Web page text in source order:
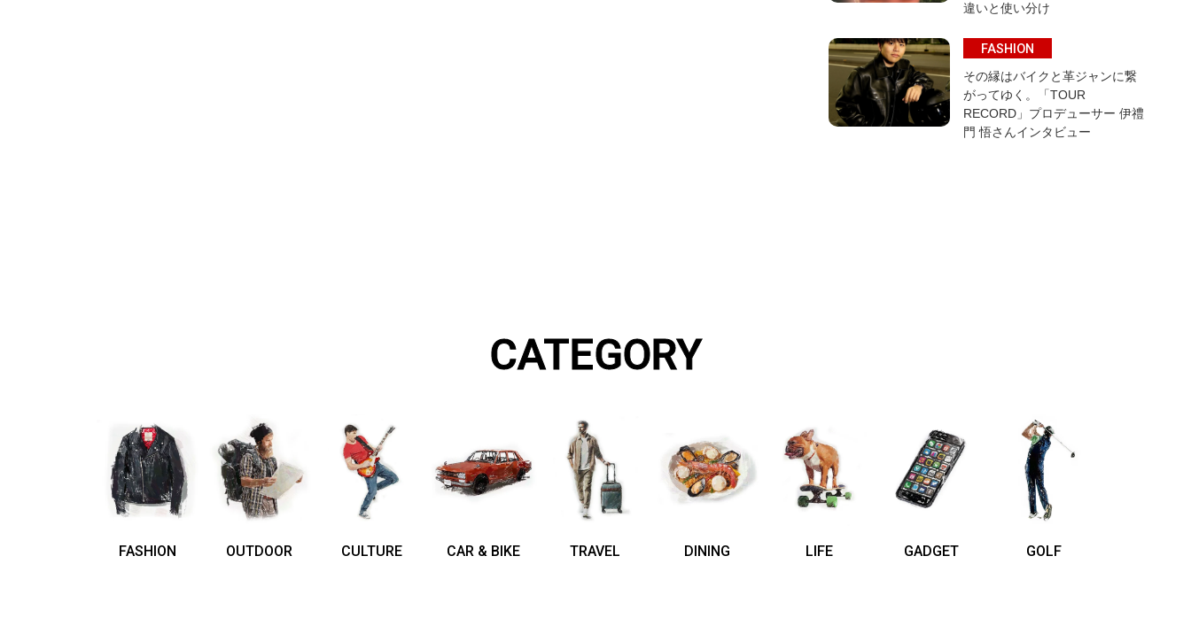
違いと使い分け
FASHION
その縁はバイクと革ジャンに繋
がってゆく。「TOUR
RECORD」プロデューサー 伊禮
門 悟さんインタビュー
CATEGORY
FASHION OUTDOOR CULTURE CAR & BIKE TRAVEL DINING LIFE GADGET GOLF